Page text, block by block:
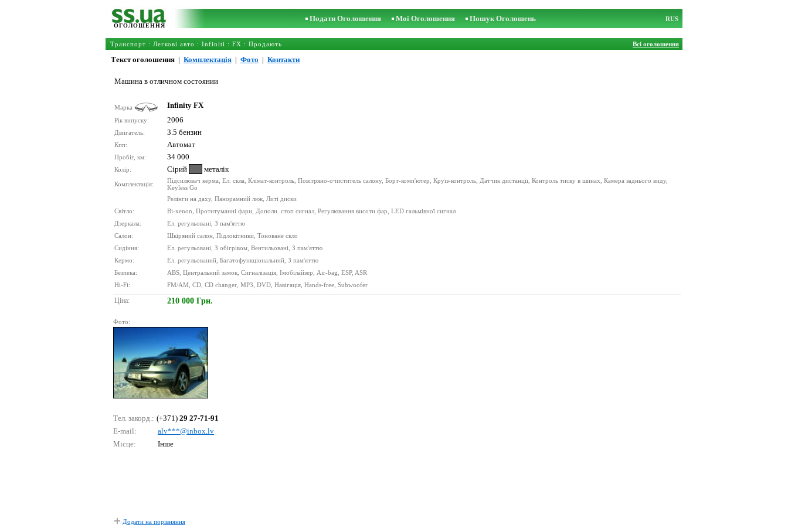
ОГОЛОШЕННЯ
Подати Оголошення Мої Оголошення Пошук Оголошень RUS
Транспорт : Легкові авто : Infiniti : FX : Продають Всі оголошення
Текст оголошення | Комплектація | Фото | Контакти
Машина в отличном состоянии
Марка Infinity FX
Рік випуску: 2006
Двигатель: 3.5 бензин
Кпп: Автомат
Пробіг, км: 34 000
Колір: Сірий металік
Комплектація:
Підсилювач керма, Ел. скла, Клімат-контроль, Повітряно-очиститель салону, Борт-комп'ютер, Круїз-контроль, Датчик дистанції, Контроль тиску в шинах, Камера заднього виду,
Keyless Go
Релінги на даху, Панорамний люк, Литі диски
Світло:
Bi-xenon, Протитуманні фари, Дополн. стоп сигнал, Регулювання висоти фар, LED гальмівної сигнал
Дзеркала:
Ел. регульовані, З пам'яттю
Салон:
Шкіряний салон, Підлокітники, Тоноване скло
Сидіння:
Ел. регульовані, З обігрівом, Вентильовані, З пам'яттю
Кермо:
Ел. регульований, Багатофункціональний, З пам'яттю
Безпека:
ABS, Центральний замок, Сигналізація, Імобілайзер, Air-bag, ESP, ASR
Hi-Fi:
FM/AM, CD, CD changer, MP3, DVD, Навігація, Hands-free, Subwoofer
Ціна: 210 000 Грн.
Фото:
Тел. закорд.: (+371) 29 27-71-91
E-mail:
аlv***@inbох.lv
Місце:
Інше
Додати на порівняння